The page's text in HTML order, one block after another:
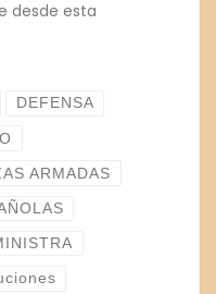
desde esta
DEFENSA
ARMADAS